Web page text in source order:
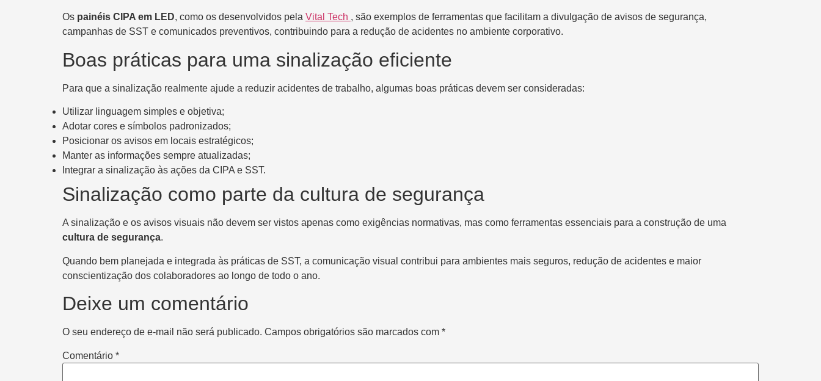
Os painéis CIPA em LED, como os desenvolvidos pela Vital Tech , são exemplos de ferramentas que facilitam a divulgação de avisos de segurança,
campanhas de SST e comunicados preventivos, contribuindo para a redução de acidentes no ambiente corporativo.
Boas práticas para uma sinalização eficiente
Para que a sinalização realmente ajude a reduzir acidentes de trabalho, algumas boas práticas devem ser consideradas:
Utilizar linguagem simples e objetiva;
Adotar cores e símbolos padronizados;
Posicionar os avisos em locais estratégicos;
Manter as informações sempre atualizadas;
Integrar a sinalização às ações da CIPA e SST.
Sinalização como parte da cultura de segurança
A sinalização e os avisos visuais não devem ser vistos apenas como exigências normativas, mas como ferramentas essenciais para a construção de uma
cultura de segurança.
Quando bem planejada e integrada às práticas de SST, a comunicação visual contribui para ambientes mais seguros, redução de acidentes e maior
conscientização dos colaboradores ao longo de todo o ano.
Deixe um comentário
O seu endereço de e-mail não será publicado. Campos obrigatórios são marcados com *
Comentário *